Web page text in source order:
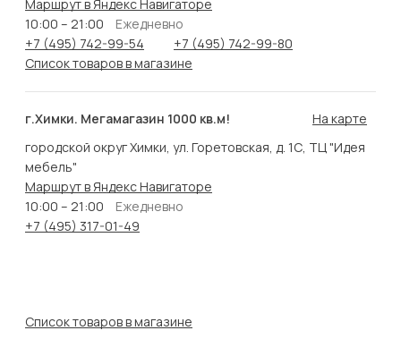
Маршрут в Яндекс Навигаторе
10:00 – 21:00
Ежедневно
+7 (495) 742-99-54
+7 (495) 742-99-80
Список товаров в магазине
г.Химки. Мегамагазин 1000 кв.м!
На карте
городской округ Химки, ул. Горетовская, д. 1С, ТЦ "Идея
мебель"
Маршрут в Яндекс Навигаторе
10:00 – 21:00
Ежедневно
+7 (495) 317-01-49
Список товаров в магазине